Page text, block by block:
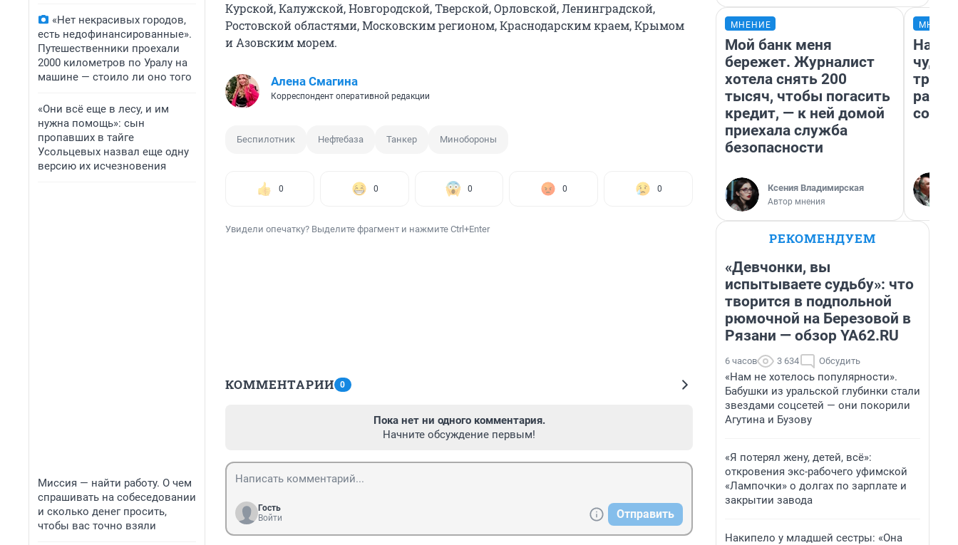
«Нет некрасивых городов,
есть недофинансированные».
Путешественники проехали
2000 километров по Уралу на
машине — стоило ли оно того
«Они всё еще в лесу, и им
нужна помощь»: сын
пропавших в тайге
Усольцевых назвал еще одну
версию их исчезновения
Миссия — найти работу. О чем
спрашивать на собеседовании
и сколько денег просить,
чтобы вас точно взяли
Курской, Калужской, Новгородской, Тверской, Орловской, Ленинградской,
Ростовской областями, Московским регионом, Краснодарским краем, Крымом
и Азовским морем.
Алена Смагина
Корреспондент оперативной редакции
Беспилотник Нефтебаза Танкер Минобороны
0 0 0 0 0
Увидели опечатку? Выделите фрагмент и нажмите Ctrl+Enter
КОММЕНТАРИИ 0
Пока нет ни одного комментария.
Начните обсуждение первым!
Гость
Войти
Отправить
МНЕНИЕ
Мой банк меня
бережет. Журналист
хотела снять 200
тысяч, чтобы погасить
кредит, — к ней домой
приехала служба
безопасности
Ксения Владимирская
Автор мнения
РЕКОМЕНДУЕМ
«Девчонки, вы
испытываете судьбу»: что
творится в подпольной
рюмочной на Березовой в
Рязани — обзор YA62.RU
6 часов 3 634 Обсудить
«Нам не хотелось популярности».
Бабушки из уральской глубинки стали
звездами соцсетей — они покорили
Агутина и Бузову
«Я потерял жену, детей, всё»:
откровения экс-рабочего уфимской
«Лампочки» о долгах по зарплате и
закрытии завода
Накипело у младшей сестры: «Она